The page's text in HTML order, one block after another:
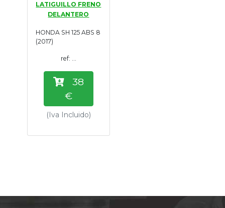
Tasaciones
Formulario
Empresa
Contacto
LATIGUILLO FRENO
DELANTERO
HONDA SH 125 ABS 8
(2017)
ref: ...
38
€
(Iva Incluido)